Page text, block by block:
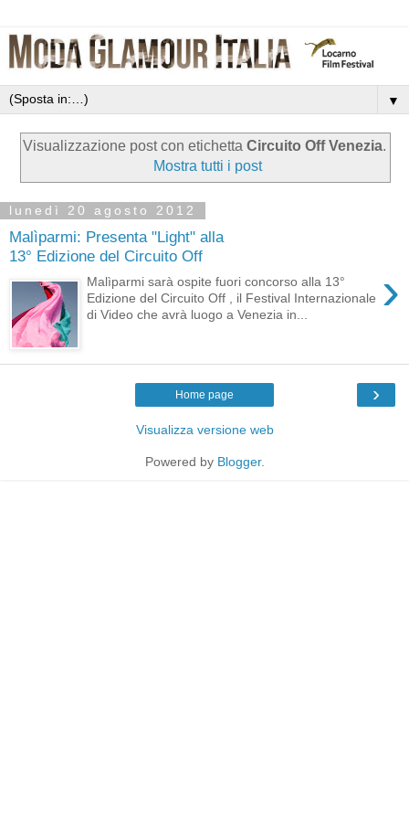
▼
Visualizzazione post con etichetta Circuito Off Venezia.
Mostra tutti i post
lunedì 20 agosto 2012
Malìparmi: Presenta "Light" alla
13° Edizione del Circuito Off
›
Malìparmi sarà ospite fuori concorso alla 13°
Edizione del Circuito Off , il Festival Internazionale
di Video che avrà luogo a Venezia in...
›
Home page
Visualizza versione web
Powered by Blogger.